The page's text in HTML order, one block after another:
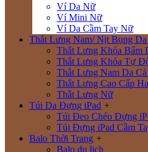
Ví Da Nữ
Ví Mini Nữ
Ví Da Cầm Tay Nữ
Thắt Lưng Nam/ Nịt Bụng
Thắt Lưng Khóa Bấm
Thắt Lưng Khóa Tự
Thắt Lưng Nam Da Cá
Thắt Lưng Cao Cấp
Thắt Lưng Nữ
Túi Da Đựng iPad +
Túi Đeo Chéo Đựng
Túi Đựng iPad Cầm
Balo Thời Trang +
Balo du lịch